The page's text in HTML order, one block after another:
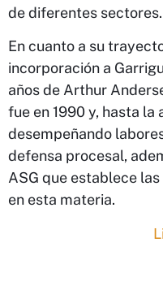
de diferentes sectores.
En cuanto a su
incorporación a
años de Arthur
fue en 1990 y, hasta
desempeñando
defensa procesal,
ASG que establece
en esta materia.